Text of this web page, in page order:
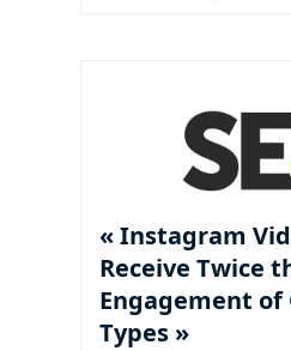
« Instagram
Receive Twice
Engagement of
Types »